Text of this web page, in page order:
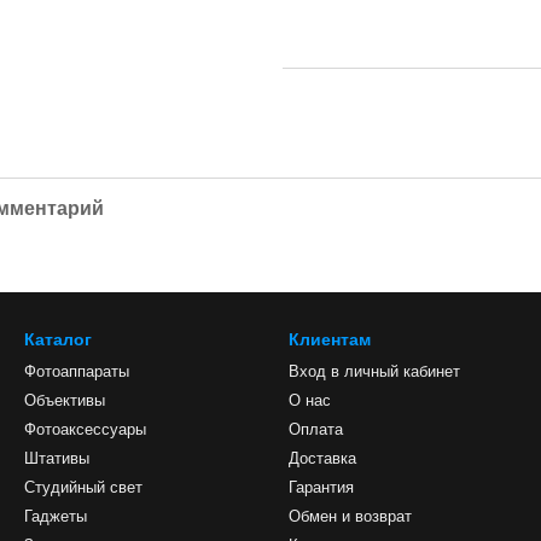
Каталог
Фотоаппараты
Объективы
Фотоаксессуары
Штативы
Студийный свет
Гаджеты
Клиентам
Вход в личный кабинет
О нас
Оплата
Доставка
Гарантия
Обмен и возврат